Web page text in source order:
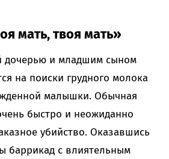
мать, твоя мать»
дочерью и младшим сыном
на поиски грудного молока
малышки. Обычная
быстро и неожиданно
убийство. Оказавшись
баррикад с влиятельным